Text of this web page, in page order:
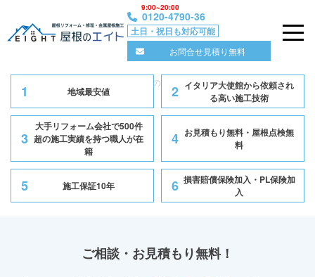
Skip
content
屋根のエイト｜ 東京・埼玉の屋根修理の専門店
9:00~20:00
0120-4790-36
土日・祝日も対応可能
お問合せ見積り無料
蕨市で屋根修理なら屋根のエイト｜雨漏り・屋根工事の専門業者
1 地域最安値 2 イタリア大使館から依頼され
る高い施工技術
3
大手リフォーム会社で500件
超の施工実績を持つ職人が在
籍
4 お見積もり無料・屋根点検無
料
5 施工保証10年 6 損害賠償保険加入・PL保険加
入
ご相談・お見積もり無料！